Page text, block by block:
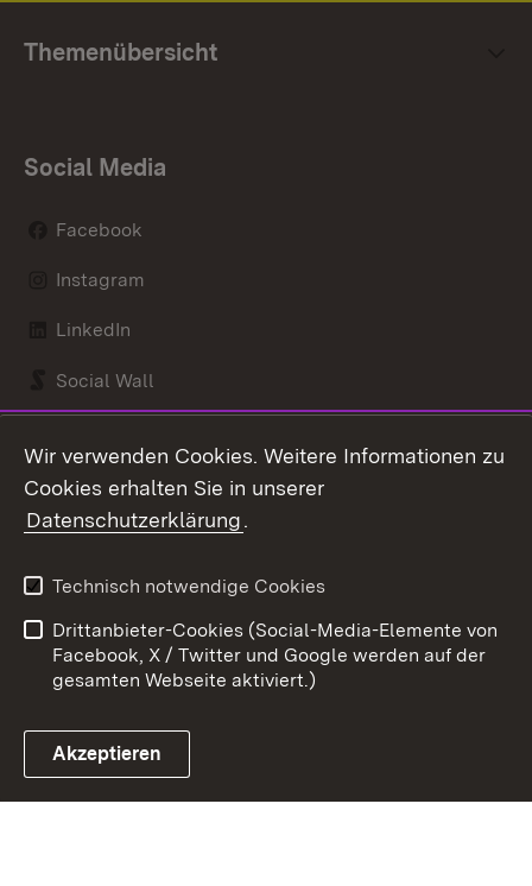
Themenübersicht
Social Media
Facebook
Instagram
LinkedIn
Social Wall
Link zum Landesportal
Kontakt
Barrierefreiheit
Impressum
Cookies
Wir verwenden Cookies. Weitere Informationen zu
Cookies erhalten Sie in unserer
Datenschutzerklärung.
Technisch notwendige Cookies
Drittanbieter-Cookies (Social-Media-Elemente von
Facebook, X / Twitter und Google werden auf der
gesamten Webseite aktiviert.)
Akzeptieren